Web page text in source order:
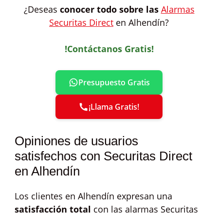
¿Deseas conocer todo sobre las Alarmas
Securitas Direct en Alhendín?
!Contáctanos Gratis!
Presupuesto Gratis
¡Llama Gratis!
Opiniones de usuarios
satisfechos con Securitas Direct
en Alhendín
Los clientes en Alhendín expresan una
satisfacción total con las alarmas Securitas